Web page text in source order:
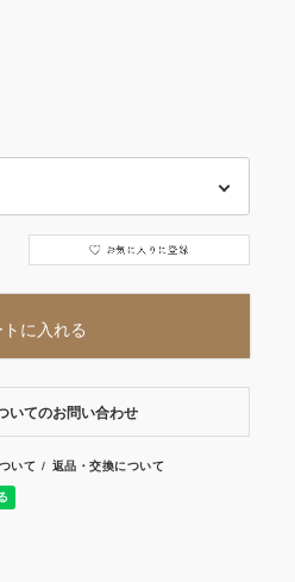
に入れる
いてのお問い合わせ
いて 返品・交換について